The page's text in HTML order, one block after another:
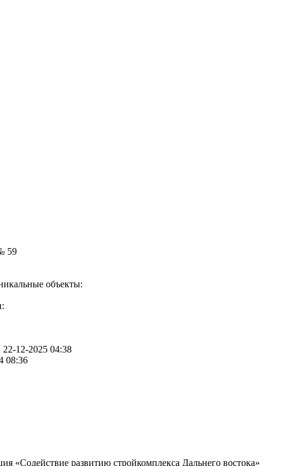
59
объекты:
22-12-2025 04:38
08:36
«Содействие развитию стройкомплекса Дальнего востока»